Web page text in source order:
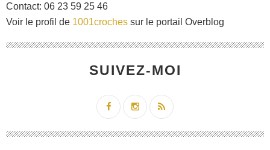
Contact: 06 23 59 25 46
Voir le profil de 1001croches sur le portail Overblog
SUIVEZ-MOI